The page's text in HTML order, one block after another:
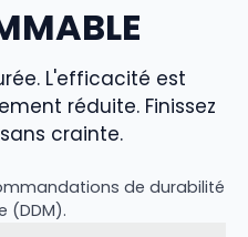
L'efficacité est
réduite. Finissez
crainte.
de durabilité
(DDM).